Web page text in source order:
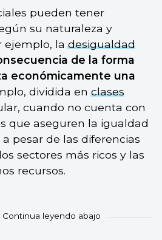
pueden tener
su naturaleza y
ejemplo, ladesigualdad
de la forma
económicamente una
dividida enclases
cuando no cuenta con
que aseguren la igualdad
pesar de las diferencias
sectores más ricos y las
recursos.